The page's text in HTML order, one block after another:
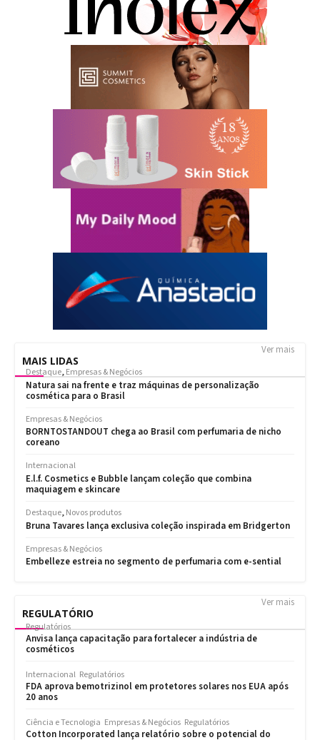
MAIS LIDAS
Ver mais
REGULATÓRIO
Ver mais
Regulatórios
Anvisa lança capacitação para fortalecer a indústria de
cosméticos
Internacional Regulatórios
FDA aprova bemotrizinol em protetores solares nos EUA após
20 anos
Ciência e Tecnologia Empresas & Negócios Regulatórios
Cotton Incorporated lança relatório sobre o potencial do